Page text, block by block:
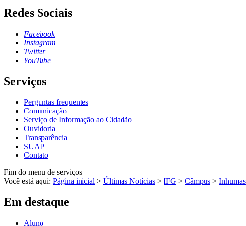
Redes Sociais
Facebook
Instagram
Twitter
YouTube
Serviços
Perguntas frequentes
Comunicação
Serviço de Informação ao Cidadão
Ouvidoria
Transparência
SUAP
Contato
Fim do menu de serviços
Você está aqui: Página inicial > Últimas Notícias > IFG > Câmpus > Inhumas
Em destaque
Aluno